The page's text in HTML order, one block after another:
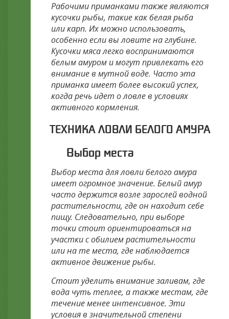
Рабочими приманками также являются
кусочки рыбы, такие как белая рыба
или карп. Их можно использовать,
особенно если вы ловите на глубине.
Кусочки мяса легко воспринимаются
белым амуром и могут привлекать его
внимание в мутной воде. Часто эта
приманка имеет более высокий успех,
когда речь идет о ловле в условиях
активного кормления.
ТЕХНИКА ЛОВЛИ БЕЛОГО АМУРА
Выбор места
Выбор места для ловли белого амура
имеет огромное значение. Белый амур
часто держится возле зарослей водной
растительности, где он находит себе
пищу. Следовательно, при выборе
точки стоит ориентироваться на
участки с обилием растительности
или на те места, где наблюдается
активное движение рыбы.
Стоит уделить внимание заливам, где
вода чуть теплее, а также местам, где
течение менее интенсивное. Эти
условия в значительной степени